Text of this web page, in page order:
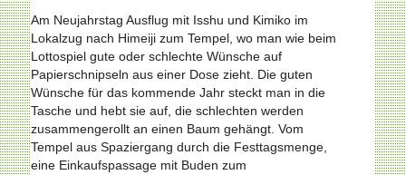
Am Neujahrstag Ausflug mit Isshu und Kimiko im
Lokalzug nach Himeiji zum Tempel, wo man wie beim
Lottospiel gute oder schlechte Wünsche auf
Papierschnipseln aus einer Dose zieht. Die guten
Wünsche für das kommende Jahr steckt man in die
Tasche und hebt sie auf, die schlechten werden
zusammengerollt an einen Baum gehängt. Vom
Tempel aus Spaziergang durch die Festtagsmenge,
eine Einkaufspassage mit Buden zum